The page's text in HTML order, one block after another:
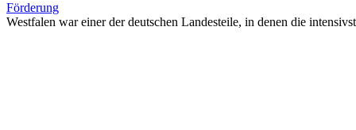
Förderung
Westfalen war einer der deutschen Landesteile, in denen die